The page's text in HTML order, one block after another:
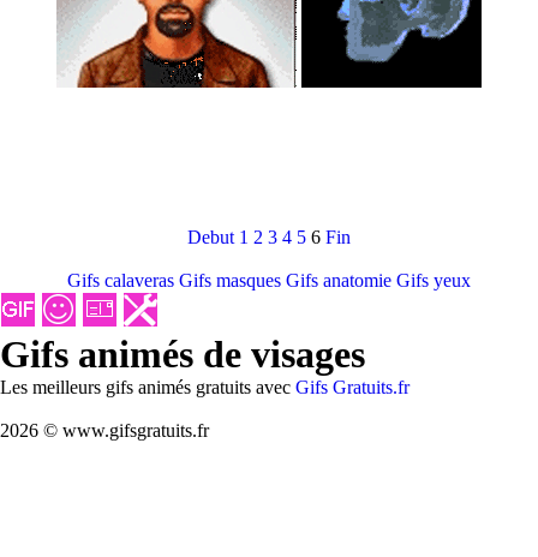
Debut 1 2 3 4 5 6 Fin
Gifs calaveras Gifs masques Gifs anatomie Gifs yeux
Gifs animés de visages
Les meilleurs gifs animés gratuits avec Gifs Gratuits.fr
2026 © www.gifsgratuits.fr